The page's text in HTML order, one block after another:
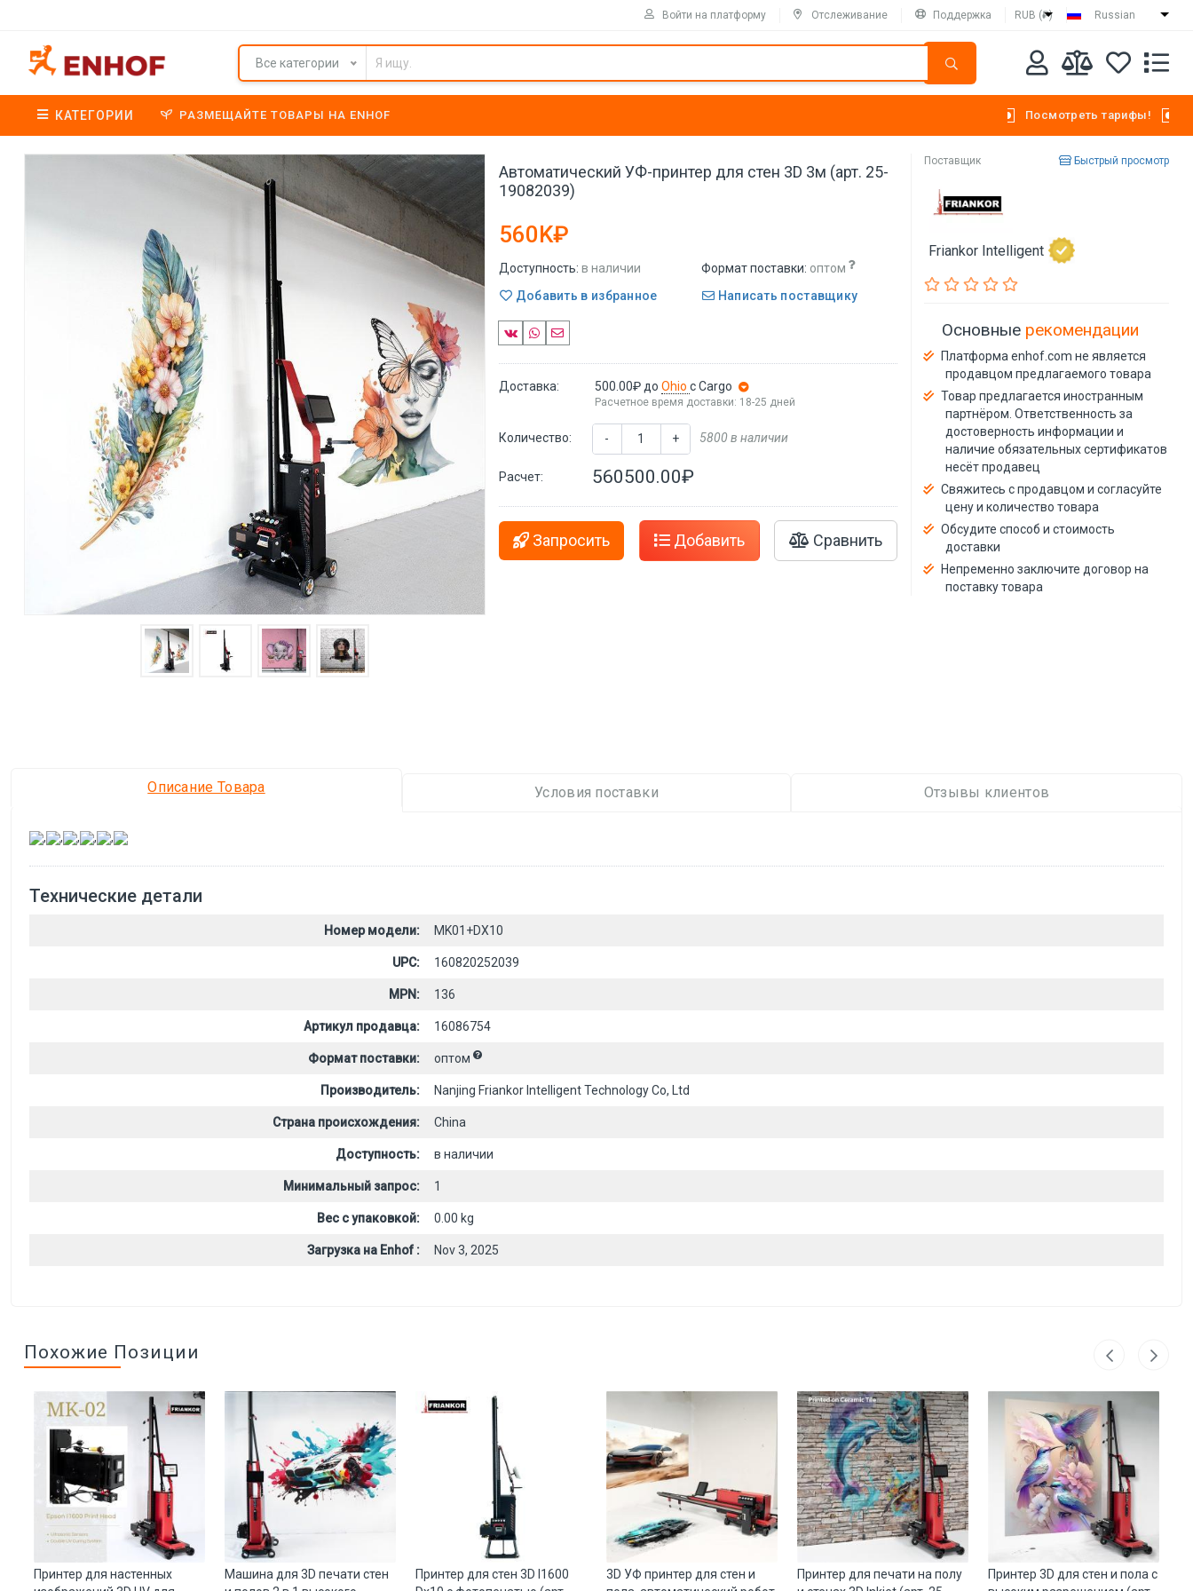
Войти на платформу Отслеживание Поддержка RUB (₽) Russian
Все категории
КАТЕГОРИИ РАЗМЕЩАЙТЕ ТОВАРЫ НА ENHOF Посмотреть тарифы!
Автоматический УФ-принтер для стен 3D 3м (арт. 25-
19082039)
560K₽
Доступность: в наличии Формат поставки: оптом
Добавить в избранное
Написать поставщику
Доставка: 500.00₽ доOhioс Cargo
Расчетное время доставки: 18-25 дней
Количество: - + 5800 в наличии
Расчет: 560500.00₽
Запросить Добавить Сравнить
Поставщик Быстрый просмотр
Friankor Intelligent
Основные рекомендации
Платформа enhof.com не является
продавцом предлагаемого товара
Товар предлагается иностранным
партнёром. Ответственность за
достоверность информации и
наличие обязательных сертификатов
несёт продавец
Свяжитесь с продавцом и согласуйте
цену и количество товара
Обсудите способ и стоимость
доставки
Непременно заключите договор на
поставку товара
Описание Товара Условия поставки Отзывы клиентов
, , , , ,
Технические детали
Номер модели: MK01+DX10
UPC: 160820252039
MPN: 136
Артикул продавца: 16086754
Формат поставки: оптом
Производитель: Nanjing Friankor Intelligent Technology Co, Ltd
Страна происхождения: China
Доступность: в наличии
Минимальный запрос: 1
Вес с упаковкой: 0.00 kg
Загрузка на Enhof : Nov 3, 2025
Похожие Позиции
Принтер для настенных
Машина для 3D печати стен
Принтер для стен 3D I1600
3D УФ принтер для стен и
Принтер для печати на полу
Принтер 3D для стен и пола с